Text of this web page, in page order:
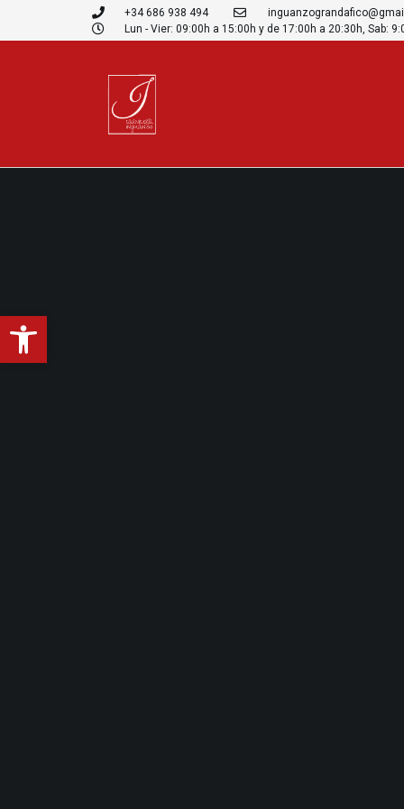
Abrir barra de herramientas
+34 686 938 494
Lun - Vier: 09:00h a 15:00h y de 17:00h a 20:30h, Sab: